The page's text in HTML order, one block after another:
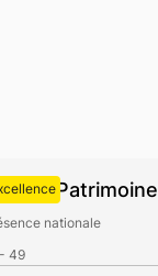
Patrimoine
nationale
49